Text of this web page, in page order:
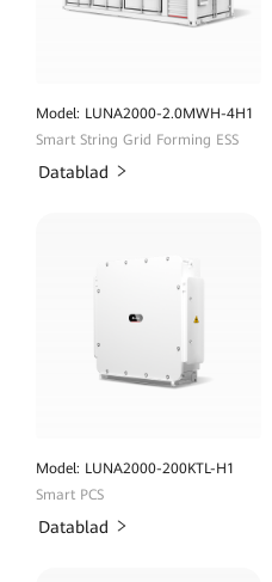
Model: LUNA2000-2.0MWH-4H1
Smart String Grid Forming ESS
Datablad
Model: LUNA2000-200KTL-H1
Smart PCS
Datablad